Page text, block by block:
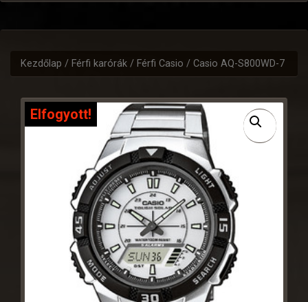
Kezdőlap / Férfi karórák / Férfi Casio / Casio AQ-S800WD-7
Elfogyott!